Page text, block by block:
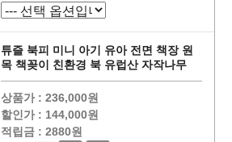
튜즐 북피 미니 아기 유아 전면 책장 원
목 책꽂이 친환경 북 유럽산 자작나무
상품가 : 236,000원
할인가 : 144,000원
적립금 : 2880원